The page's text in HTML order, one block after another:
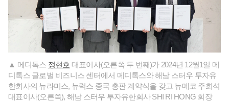
▲ 메디톡스 정현호 대표이사(오른쪽 두 번째)가 2024년 12월1일 메
디톡스 글로벌 비즈니스 센터에서 메디톡스와 해남 스터우 투자유
한회사의 뉴라미스, 뉴럭스 중국 총판 계약식을 갖고 뉴메코 주희석
대표이사(오른쪽), 해남 스터우 투자유한회사 SHI RI HONG 회장